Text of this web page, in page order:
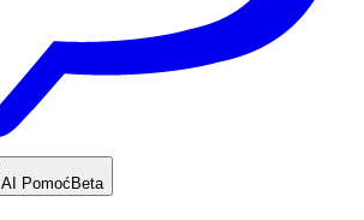
AI Pomoć Beta